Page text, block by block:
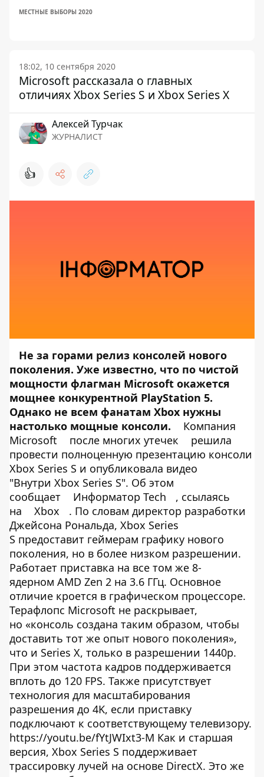
МЕСТНЫЕ ВЫБОРЫ 2020
18:02, 10 сентября 2020
Microsoft рассказала о главных
отличиях Xbox Series S и Xbox Series X
Алексей Турчак
ЖУРНАЛИСТ
👍
Не за горами релиз консолей нового
поколения. Уже известно, что по чистой
мощности флагман Microsoft окажется
мощнее конкурентной PlayStation 5.
Однако не всем фанатам Xbox нужны
настолько мощные консоли.
Компания
Microsoft
после многих утечек
решила
провести полноценную презентацию консоли
Xbox Series S и опубликовала видео
"Внутри Xbox Series S". Об этом
сообщает
Информатор Tech
, ссылаясь
на
Xbox
. По словам директор разработки
Джейсона Рональда, Xbox Series
S предоставит геймерам графику нового
поколения, но в более низком разрешении.
Работает приставка на все том же 8-
ядерном AMD Zen 2 на 3.6 ГГц. Основное
отличие кроется в графическом процессоре.
Терафлопс Microsoft не раскрывает,
но «консоль создана таким образом, чтобы
доставить тот же опыт нового поколения»,
что и Series X, только в разрешении 1440р.
При этом частота кадров поддерживается
вплоть до 120 FPS. Также присутствует
технология для масштабирования
разрешения до 4K, если приставку
подключают к соответствующему телевизору.
https://youtu.be/fYtJWIxt3-M Как и старшая
версия, Xbox Series S поддерживает
трассировку лучей на основе DirectX. Это же